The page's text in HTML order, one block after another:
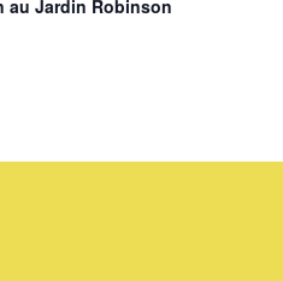
au Jardin Robinson